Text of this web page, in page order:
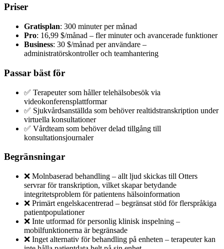
Priser
Gratisplan: 300 minuter per månad
Pro: 16,99 $/månad – fler minuter och avancerade funktioner
Business: 30 $/månad per användare –
administratörskontroller och teamhantering
Passar bäst för
✅ Terapeuter som håller telehälsobesök via
videokonferensplattformar
✅ Sjukvårdsanställda som behöver realtidstranskription under
virtuella konsultationer
✅ Vårdteam som behöver delad tillgång till
konsultationsjournaler
Begränsningar
❌ Molnbaserad behandling – allt ljud skickas till Otters
servrar för transkription, vilket skapar betydande
integritetsproblem för patientens hälsoinformation
❌ Primärt engelskacentrerad – begränsat stöd för flerspråkiga
patientpopulationer
❌ Inte utformad för personlig klinisk inspelning –
mobilfunktionerna är begränsade
❌ Inget alternativ för behandling på enheten – terapeuter kan